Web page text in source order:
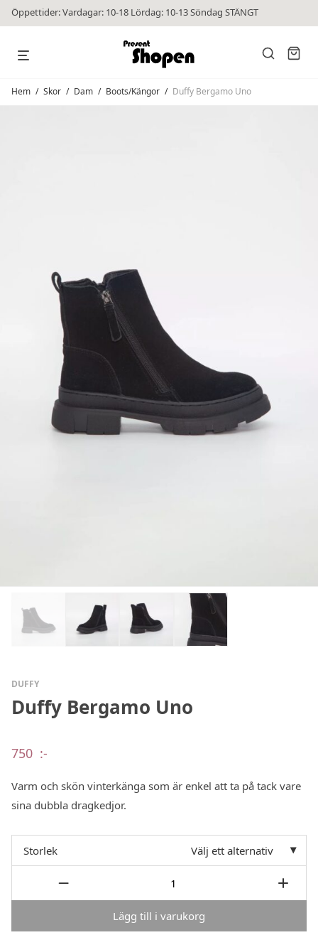
Öppettider: Vardagar: 10-18 Lördag: 10-13 Söndag STÄNGT
Hem / Skor / Dam / Boots/Kängor / Duffy Bergamo Uno
DUFFY
Duffy Bergamo Uno
750 :-
Varm och skön vinterkänga som är enkel att ta på tack vare
sina dubbla dragkedjor.
Storlek Välj ett alternativ
Lägg till i varukorg